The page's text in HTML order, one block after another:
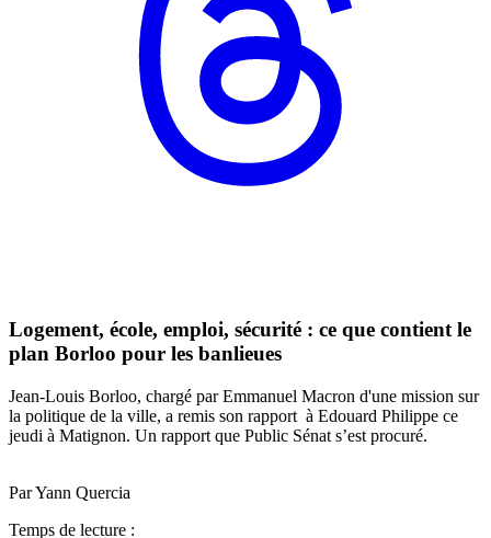
Logement, école, emploi, sécurité : ce que contient le
plan Borloo pour les banlieues
Jean-Louis Borloo, chargé par Emmanuel Macron d'une mission sur
la politique de la ville, a remis son rapport à Edouard Philippe ce
jeudi à Matignon. Un rapport que Public Sénat s’est procuré.
Par Yann Quercia
Temps de lecture :